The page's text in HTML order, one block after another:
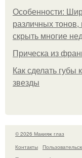
Особенности:
различных
скрыть многие
Прическа из
Как сделать губы
звезды
© 2026 Макияж глаз
Контакты